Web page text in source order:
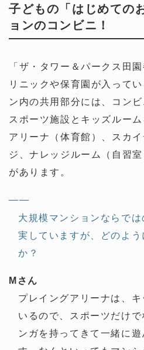
子どもの「はじめての
ョンのコンビニ！
「ザ・タワー＆パークス田
リニックや保育園が入って
ン内の共用部分には、コン
スポーツ施設とキッズルー
アリーナ（体育館）、スカ
ジ、ナレッジルーム（自習
があります。
——
大規模マンションならで
実していますが、どのよ
か？
Mさん
プレイングアリーナは、
いるので、スポーツだけ
ンガを持ってきて一緒に